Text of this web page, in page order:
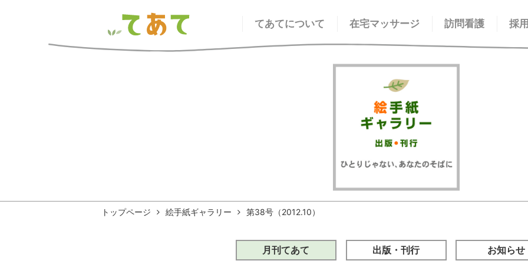
てあてについて 在宅マッサージ 訪問看護 採
トップページ 絵手紙ギャラリー 第38号（2012.10）
月刊てあて 出版・刊行 お知らせ